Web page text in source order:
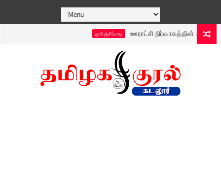
குறிஞ்சிப்பாடி ஊராட்சி நிர்வாகத்தின் புதிய